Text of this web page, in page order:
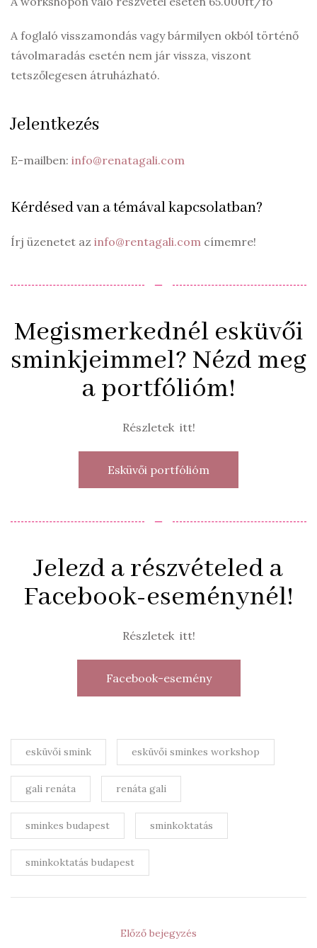
A foglaló visszamondás vagy bármilyen okból történő
távolmaradás esetén nem jár vissza, viszont
tetszőlegesen átruházható.
Jelentkezés
E-mailben: info@renatagali.com
Kérdésed van a témával kapcsolatban?
Írj üzenetet az info@rentagali.com címemre!
‒
Megismerkednél esküvői
sminkjeimmel? Nézd meg
a portfólióm!
Részletek itt!
Esküvői portfólióm
‒
Jelezd a részvételed a
Facebook-eseménynél!
Részletek itt!
Facebook-esemény
esküvői smink esküvői sminkes workshop
gali renáta renáta gali
sminkes budapest sminkoktatás
sminkoktatás budapest
Előző bejegyzés